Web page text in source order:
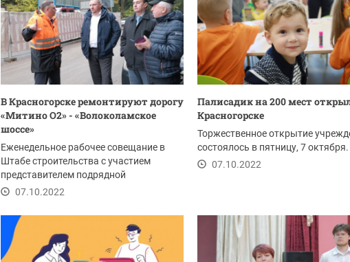
В Красногорске ремонтируют дорогу
«Митино О2» - «Волоколамское
шоссе»
Еженедельное рабочее совещание в
Штабе строительства с участием
представителем подрядной
организации АО «Московский...
07.10.2022
Палисадик на 200 мест
Красногорске
Торжественное открытие
состоялось в пятницу, 7 октября.
07.10.2022